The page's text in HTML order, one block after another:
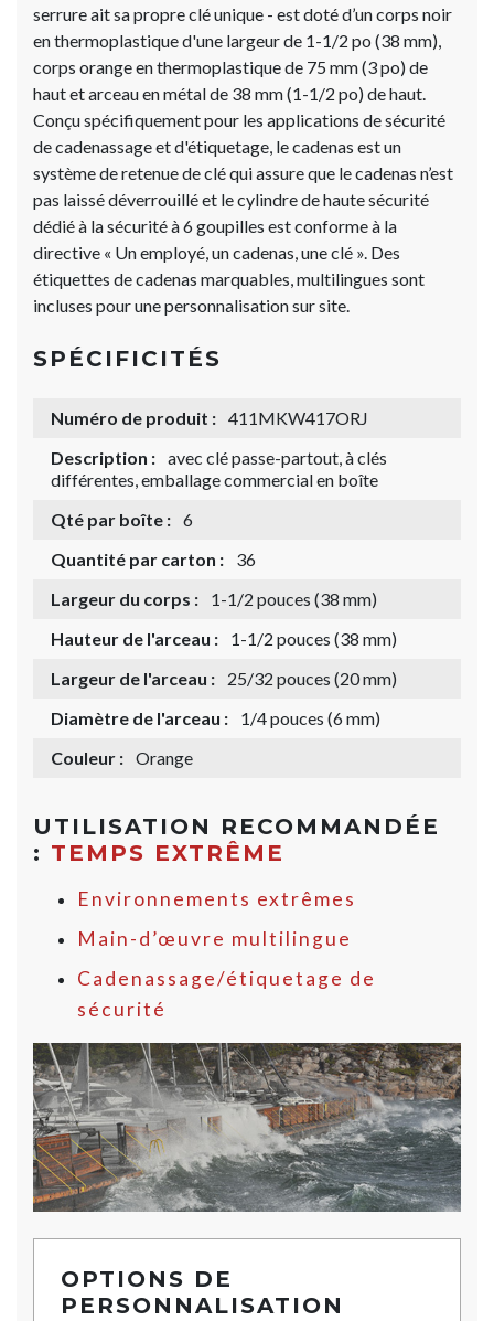
serrure ait sa propre clé unique - est doté d’un corps noir
en thermoplastique d'une largeur de 1-1/2 po (38 mm),
corps orange en thermoplastique de 75 mm (3 po) de
haut et arceau en métal de 38 mm (1-1/2 po) de haut.
Conçu spécifiquement pour les applications de sécurité
de cadenassage et d'étiquetage, le cadenas est un
système de retenue de clé qui assure que le cadenas n’est
pas laissé déverrouillé et le cylindre de haute sécurité
dédié à la sécurité à 6 goupilles est conforme à la
directive « Un employé, un cadenas, une clé ». Des
étiquettes de cadenas marquables, multilingues sont
incluses pour une personnalisation sur site.
SPÉCIFICITÉS
Numéro de produit : 411MKW417ORJ
Description : avec clé passe-partout, à clés
différentes, emballage commercial en boîte
Qté par boîte : 6
Quantité par carton :
36
Largeur du corps :
1-1/2 pouces (38 mm)
Hauteur de l'arceau :
1-1/2 pouces (38 mm)
Largeur de l'arceau :
25/32 pouces (20 mm)
Diamètre de l'arceau :
1/4 pouces (6 mm)
Couleur : Orange
UTILISATION RECOMMANDÉE
: TEMPS EXTRÊME
Environnements extrêmes
Main-d’œuvre multilingue
Cadenassage/étiquetage de
sécurité
OPTIONS DE
PERSONNALISATION